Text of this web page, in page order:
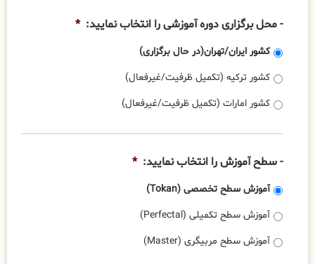
انتخاب
نمایید:
*
- محل برگزاری دوره آموزشی را انتخاب نمایید: *
کشور ایران/تهران(در حال برگزاری)
کشور ترکیه (تکمیل ظرفیت/غیرفعال)
کشور امارات (تکمیل ظرفیت/غیرفعال)
- سطح آموزش را انتخاب نمایید: *
آموزش سطح تخصصی (Tokan)
آموزش سطح تکمیلی (Perfectal)
آموزش سطح مربیگری (Master)